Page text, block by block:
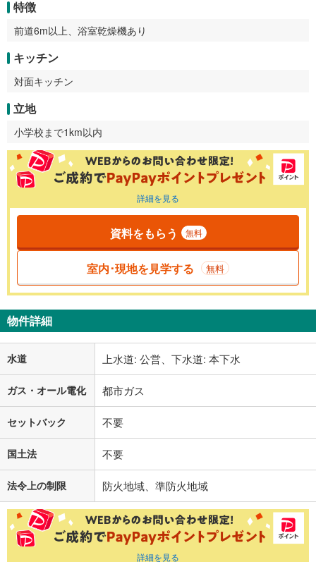
特徴
前道6m以上、浴室乾燥機あり
キッチン
対面キッチン
立地
小学校まで1km以内
詳細を見る
資料をもらう 無料
室内･現地を見学する 無料
物件詳細
水道 上水道: 公営、下水道: 本下水
ガス・オール電化 都市ガス
セットバック 不要
国土法 不要
法令上の制限 防火地域、準防火地域
詳細を見る